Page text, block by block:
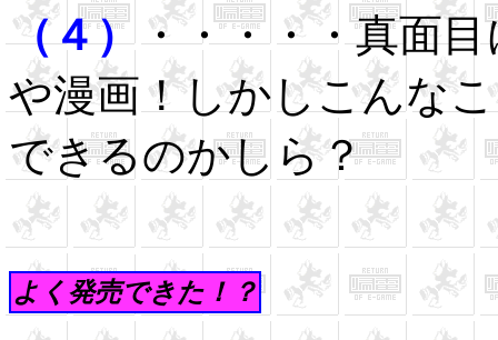
（４）・・・・・真面
や漫画！しかしこんな
できるのかしら？
よく発売できた！？